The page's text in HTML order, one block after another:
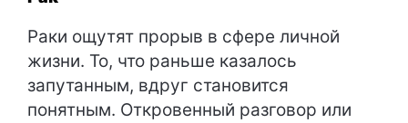
Раки ощутят прорыв в сфере личной
жизни. То, что раньше казалось
запутанным, вдруг становится
понятным. Откровенный разговор или